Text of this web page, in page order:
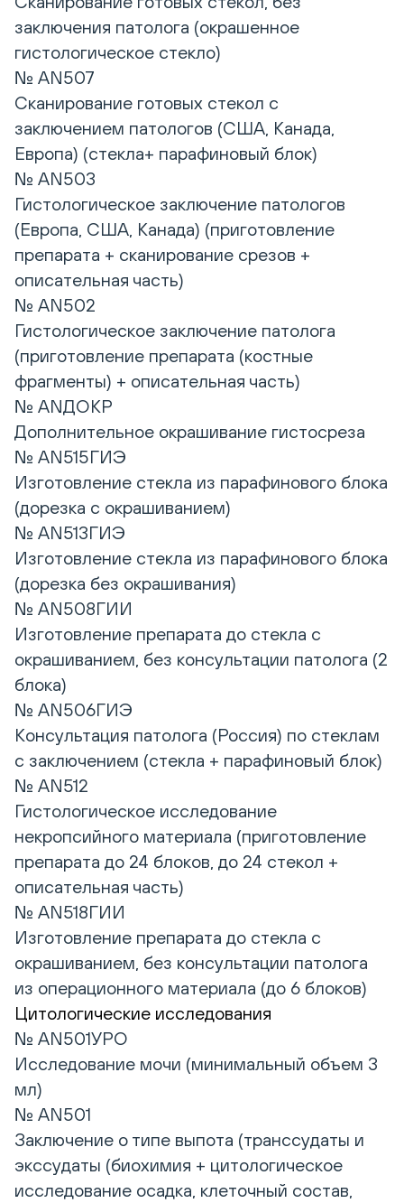
заключения патолога (окрашенное
гистологическое стекло)
№ AN507
Сканирование готовых стекол с
заключением патологов (США, Канада,
Европа) (стекла+ парафиновый блок)
№ AN503
Гистологическое заключение патологов
(Европа, США, Канада) (приготовление
препарата + сканирование срезов +
описательная часть)
№ AN502
Гистологическое заключение патолога
(приготовление препарата (костные
фрагменты) + описательная часть)
№ ANДОКР
Дополнительное окрашивание гистосреза
№ AN515ГИЭ
Изготовление стекла из парафинового блока
(дорезка с окрашиванием)
№ AN513ГИЭ
Изготовление стекла из парафинового блока
(дорезка без окрашивания)
№ AN508ГИИ
Изготовление препарата до стекла с
окрашиванием, без консультации патолога (2
блока)
№ AN506ГИЭ
Консультация патолога (Россия) по стеклам
с заключением (стекла + парафиновый блок)
№ AN512
Гистологическое исследование
некропсийного материала (приготовление
препарата до 24 блоков, до 24 стекол +
описательная часть)
№ AN518ГИИ
Изготовление препарата до стекла с
окрашиванием, без консультации патолога
из операционного материала (до 6 блоков)
Цитологические исследования
№ AN501УРО
Исследование мочи (минимальный объем 3
мл)
№ AN501
Заключение о типе выпота (транссудаты и
экссудаты (биохимия + цитологическое
исследование осадка, клеточный состав,